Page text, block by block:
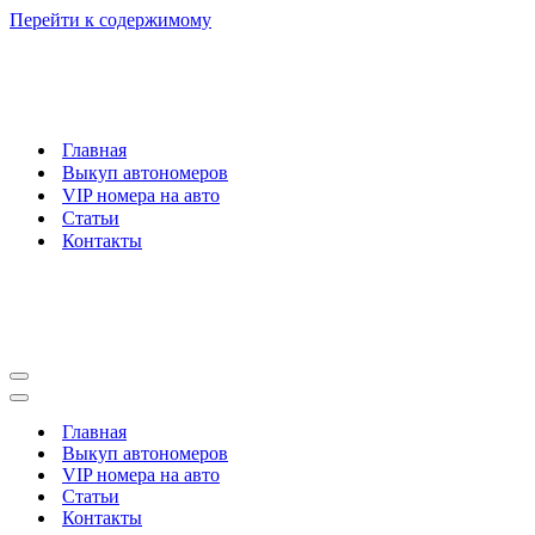
Перейти к содержимому
Главная
Выкуп автономеров
VIP номера на авто
Статьи
Контакты
Меню
навигации
Меню
навигацииГлавная
Выкуп автономеров
VIP номера на авто
Статьи
Контакты